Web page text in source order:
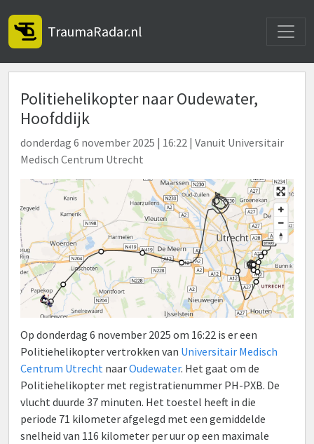
TraumaRadar.nl
Politiehelikopter naar Oudewater,
Hoofddijk
donderdag 6 november 2025 | 16:22 | Vanuit Universitair
Medisch Centrum Utrecht
Op donderdag 6 november 2025 om 16:22 is er een
Politiehelikopter vertrokken van Universitair Medisch
Centrum Utrecht naarOudewater. Het gaat om de
Politiehelikopter met registratienummer PH-PXB. De
vlucht duurde 37 minuten. Het toestel heeft in die
periode 71 kilometer afgelegd met een gemiddelde
snelheid van 116 kilometer per uur op een maximale